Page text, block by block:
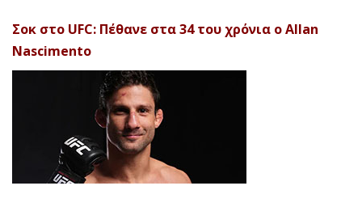
Σοκ στο UFC: Πέθανε στα 34 του χρόνια ο Allan
Nascimento